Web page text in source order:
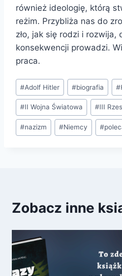
również ideologię, którą
reżim. Przybliża nas do
zło, jak się rodzi i rozwija,
konsekwencji prowadzi.
praca.
Tagi
wpisu:
#Adolf Hitler #biografia #
#II Wojna Światowa #III
#nazizm #Niemcy #
Zobacz inne